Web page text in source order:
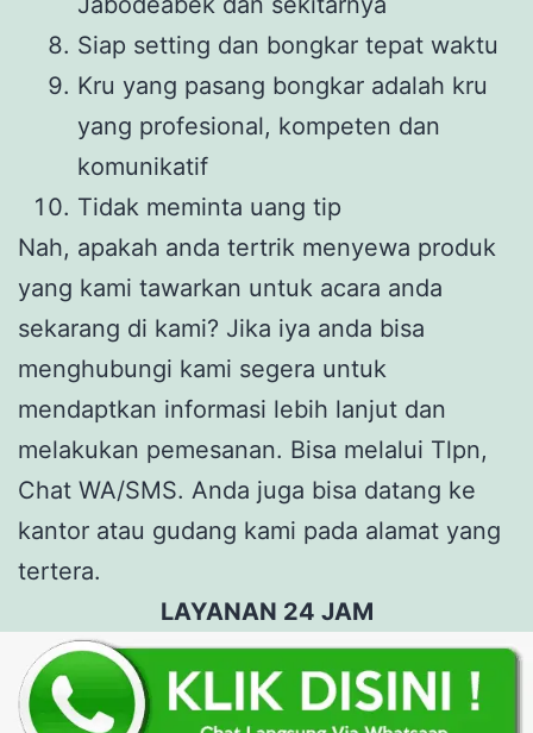
Siap setting dan bongkar tepat waktu
Kru yang pasang bongkar adalah kru
yang profesional, kompeten dan
komunikatif
Tidak meminta uang tip
Nah, apakah anda tertrik menyewa produk
yang kami tawarkan untuk acara anda
sekarang di kami? Jika iya anda bisa
menghubungi kami segera untuk
mendaptkan informasi lebih lanjut dan
melakukan pemesanan. Bisa melalui Tlpn,
Chat WA/SMS. Anda juga bisa datang ke
kantor atau gudang kami pada alamat yang
tertera.
LAYANAN 24 JAM